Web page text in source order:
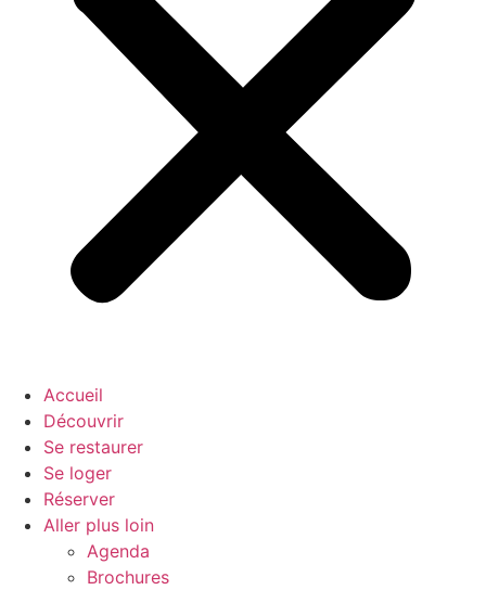
Accueil
Découvrir
Se restaurer
Se loger
Réserver
Aller plus loin
Agenda
Brochures